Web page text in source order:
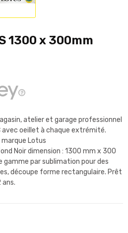
1300 x 300mm
atelier et garage professionnel
oeillet à chaque extrémité.
Lotus
Noir dimension : 1300 mm x 300
gamme par sublimation pour des
découpe forme rectangulaire. Prêt